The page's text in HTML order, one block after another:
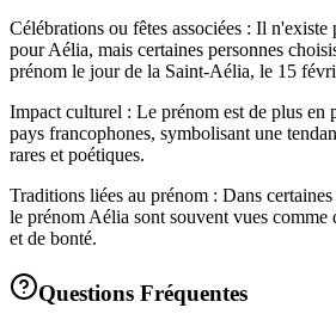
Célébrations ou fêtes associées : Il n'existe
pour Aélia, mais certaines personnes
prénom le jour de la Saint-Aélia, le 15
Impact culturel : Le prénom est de plus en
pays francophones, symbolisant une
rares et poétiques.
Traditions liées au prénom : Dans
le prénom Aélia sont souvent vues comme
et de bonté.
Questions Fréquentes